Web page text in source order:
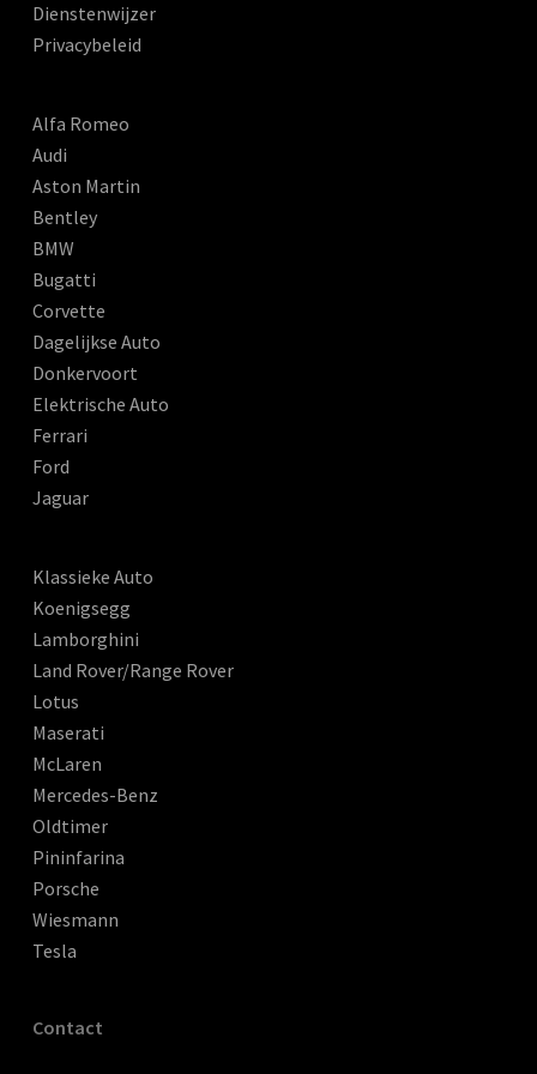
Dienstenwijzer
Privacybeleid
Alfa Romeo
Audi
Aston Martin
Bentley
BMW
Bugatti
Corvette
Dagelijkse Auto
Donkervoort
Elektrische Auto
Ferrari
Ford
Jaguar
Klassieke Auto
Koenigsegg
Lamborghini
Land Rover/Range Rover
Lotus
Maserati
McLaren
Mercedes-Benz
Oldtimer
Pininfarina
Porsche
Wiesmann
Tesla
Contact